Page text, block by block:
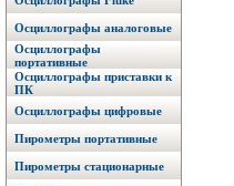
Осциллографы аналоговые
Осциллографы
портативные
Осциллографы приставки к
ПК
Осциллографы цифровые
Пирометры портативные
Пирометры стационарные